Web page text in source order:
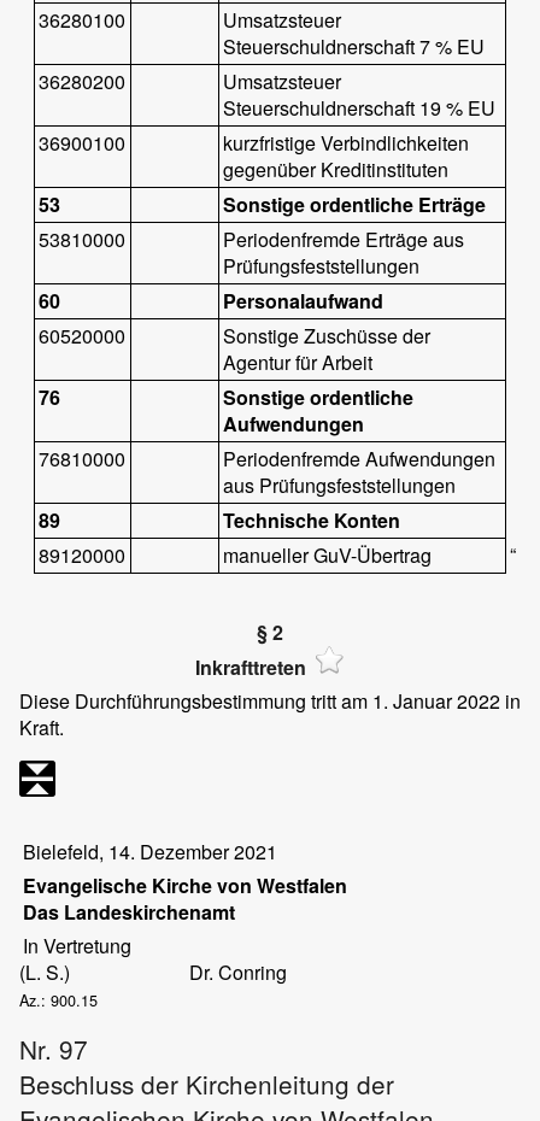
36280100
Umsatzsteuer
Steuerschuldnerschaft 7 % EU
36280200
Umsatzsteuer
Steuerschuldnerschaft 19 % EU
36900100
kurzfristige Verbindlichkeiten
gegenüber Kreditinstituten
53
Sonstige ordentliche Erträge
53810000
Periodenfremde Erträge aus
Prüfungsfeststellungen
60
Personalaufwand
60520000
Sonstige Zuschüsse der
Agentur für Arbeit
76
Sonstige ordentliche
Aufwendungen
76810000
Periodenfremde Aufwendungen
aus Prüfungsfeststellungen
89
Technische Konten
89120000
manueller GuV-Übertrag “
§ 2
Inkrafttreten
Diese Durchführungsbestimmung tritt am 1. Januar 2022 in
Kraft.
Bielefeld, 14. Dezember 2021
Evangelische Kirche von Westfalen
Das Landeskirchenamt
In Vertretung
(L. S.)
Dr. Conring
Az.: 900.15
Nr. 97
Beschluss der Kirchenleitung der